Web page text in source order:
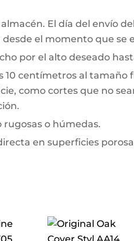
El día del envío
el momento que se
por el alto deseado
centímetros al tamaño
como cortes que no
rugosas o húmedas.
en superficies